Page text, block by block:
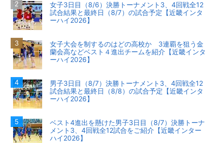
女子3日目（8/6）決勝トーナメント3、4回戦全12
試合結果と最終日（8/7）の試合予定【近畿インタ
ーハイ2026】
女子大会を制するのはどの高校か 3連覇を狙う金
蘭会高などベスト４進出チームを紹介【近畿インタ
ーハイ2026】
男子3日目（8/7）決勝トーナメント3、4回戦全12
試合結果と最終日（8/8）の試合予定【近畿インタ
ーハイ2026】
ベスト4進出を懸けた男子3日目（8/7）決勝トーナ
メント3、4回戦全12試合をご紹介【近畿インター
ハイ2026】